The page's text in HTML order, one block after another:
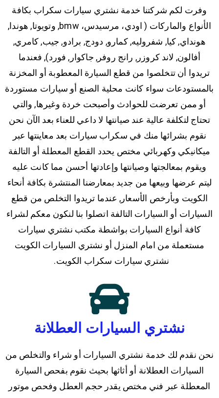
وفرت لكم شركتنا خدمة نشتري سيارات سكراب بكافة
الأنواع والماركات ( اودي، مرسيدس، bmw, وتويوتا, هوندا,
هونداي, كيا, شفروليه, كمارو, دودج, برادو, جيب, كامري,
أفالون, لاند كروزر, رانج روفر, جاكوار, فورد), فعندما
تريدوا أن تتخلصوا من قطع السيارة المعطوبة أو المخزنة
بالمستودعات سواء كانت محلية الصنع أو سيارات مستوردة
أو ممن تعرضت للحوادث وأصبحت خردة وغيرها, والتي
تحتاج لتكلفة عالية عند صيانتها لا داعي للعناء بعد الآن نحن
نقوم بشرائها منك في سكراب سيارات بعد معاينتها عبر
ميكانيكي وكهربائي مختص يحدد القطع المعطلة أو التالفة
ويقوم بمعالجتها وصيانتها وإعادتها أحسن مما كانت عليه
ليتم عرضها وبيعها من جديد بمعارضنا المنتشرة بكافة أنحاء
الكويت وبأرخص الأسعار, عندما تريدوا التخلص من قطع
السيارات أو السيارات التالفة اتصلوا بنا لنكون معكم لشراء
كافة أنواع السيارات بواشطة مكتب نشتري سيارات
مستعملة من امام المنزل أو نشتري السيارات الكويت
نشتري سيارات سكراب الكويت.
نشتري السيارات العطلانة
نحن نقدم لك خدمة نشتري السيارات أو شراء والتخلص من
السيارات العطلانة أو أثاثها بحيث نقوم بفحص السيارة
المعطلة عبر فني مختص يقدر حجم العطل وفحص موتور